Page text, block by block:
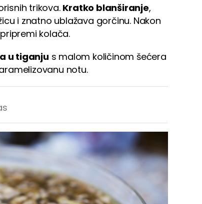
trikova. Kratko blanširanje,
i znatno ublažava gorčinu. Nakon
kolača.
u tiganju s malom količinom šećera
notu.